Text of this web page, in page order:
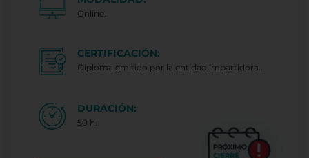
Online.
CERTIFICACIÓN:
Diploma emitido por la entidad impartidora..
DURACIÓN:
50 h.